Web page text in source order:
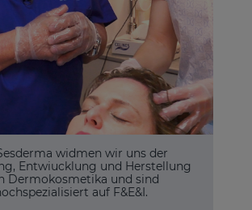
widmen wir uns der
Entwiucklung und Herstellung
Dermokosmetika und sind
auf F&E&I.